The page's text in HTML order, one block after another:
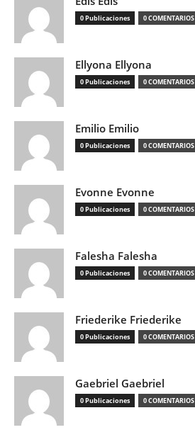
0 Publicaciones 0 COMENTARIOS
Ellyona Ellyona
0 Publicaciones 0 COMENTARIOS
Emilio Emilio
0 Publicaciones 0 COMENTARIOS
Evonne Evonne
0 Publicaciones 0 COMENTARIOS
Falesha Falesha
0 Publicaciones 0 COMENTARIOS
Friederike Friederike
0 Publicaciones 0 COMENTARIOS
Gaebriel Gaebriel
0 Publicaciones 0 COMENTARIOS